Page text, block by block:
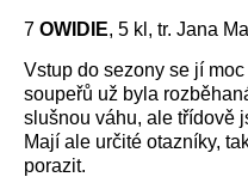
7 OWIDIE, 5 kl, tr. Jana
Vstup do sezony se jí
soupeřů už byla
slušnou váhu, ale třídově
Mají ale určité otazníky,
porazit.